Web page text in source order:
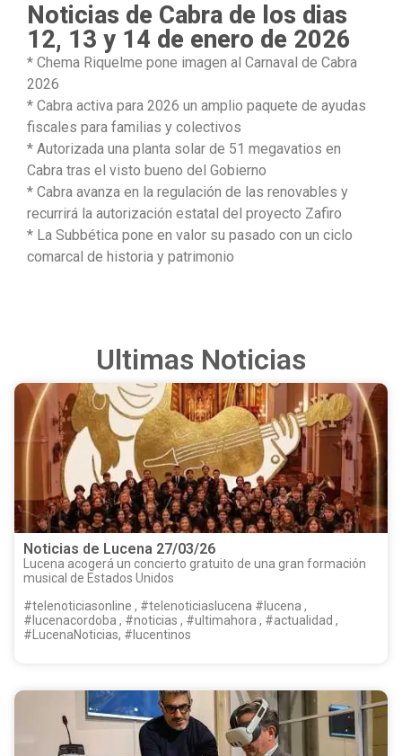
Noticias de Cabra de los dias
12, 13 y 14 de enero de 2026
* Chema Riquelme pone imagen al Carnaval de Cabra
2026
* Cabra activa para 2026 un amplio paquete de ayudas
fiscales para familias y colectivos
* Autorizada una planta solar de 51 megavatios en
Cabra tras el visto bueno del Gobierno
* Cabra avanza en la regulación de las renovables y
recurrirá la autorización estatal del proyecto Zafiro
* La Subbética pone en valor su pasado con un ciclo
comarcal de historia y patrimonio
Ultimas Noticias
Noticias de Lucena 27/03/26
Lucena acogerá un concierto gratuito de una gran formación
musical de Estados Unidos
#telenoticiasonline , #telenoticiaslucena #lucena ,
#lucenacordoba , #noticias , #ultimahora , #actualidad ,
#LucenaNoticias, #lucentinos